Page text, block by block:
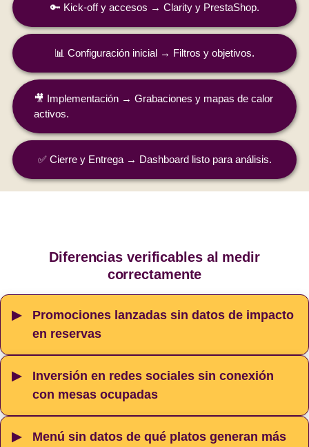
🔑 Kick‑off y accesos → Clarity y PrestaShop.
📊 Configuración inicial → Filtros y objetivos.
🎥 Implementación → Grabaciones y mapas de calor
activos.
✅ Cierre y Entrega → Dashboard listo para análisis.
Diferencias verificables al medir
correctamente
Promociones lanzadas sin datos de impacto
en reservas
Inversión en redes sociales sin conexión
con mesas ocupadas
Menú sin datos de qué platos generan más